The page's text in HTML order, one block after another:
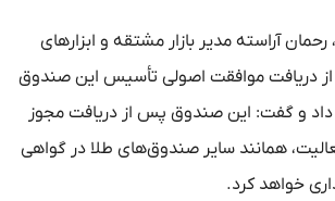
آراسته مدیر بازار مشتقه و ابزارهای
از دریافت موافقت اصولی تأسیس این صندوق
داد و گفت: این صندوق پس از دریافت مجوز
همانند سایر صندوق‌های طلا در گواهی
خواهد کرد.